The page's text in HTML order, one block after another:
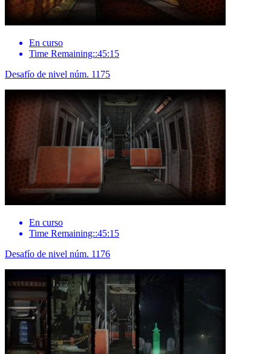
En curso
Time Remaining::45:15
Desafío de nivel núm. 1175
En curso
Time Remaining::45:15
Desafío de nivel núm. 1176